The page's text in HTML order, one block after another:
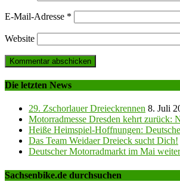
E-Mail-Adresse *
Website
Die letzten News
29. Zschorlauer Dreieckrennen 8. Juli
Motorradmesse Dresden kehrt zurück:
Heiße Heimspiel-Hoffnungen:
Das Team Weidaer Dreieck sucht Dich!
Deutscher Motorradmarkt im Mai
Sachsenbike.de durchsuchen